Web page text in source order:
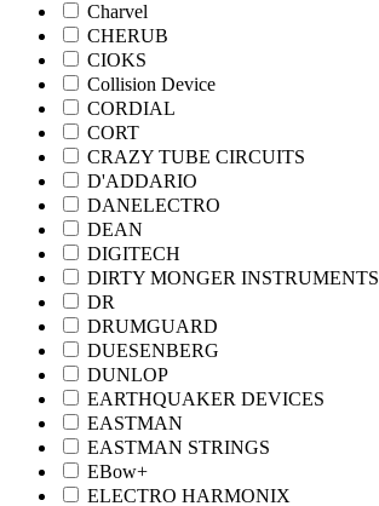
Charvel
CHERUB
CIOKS
Collision Device
CORDIAL
CORT
CRAZY TUBE CIRCUITS
D'ADDARIO
DANELECTRO
DEAN
DIGITECH
DIRTY MONGER INSTRUMENTS
DR
DRUMGUARD
DUESENBERG
DUNLOP
EARTHQUAKER DEVICES
EASTMAN
EASTMAN STRINGS
EBow+
ELECTRO HARMONIX